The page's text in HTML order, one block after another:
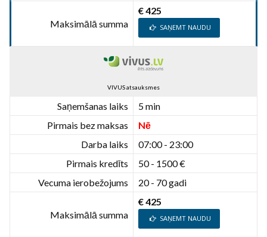
Maksimālā summa
€ 425
SAŅEMT NAUDU
VIVUS atsauksmes
Saņemšanas laiks
5 min
Pirmais bez maksas
Nē
Darba laiks
07:00 - 23:00
Pirmais kredīts
50 - 1500 €
Vecuma ierobežojums
20 - 70 gadi
Maksimālā summa
€ 425
SAŅEMT NAUDU